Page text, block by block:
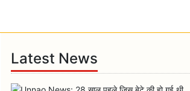
Latest News